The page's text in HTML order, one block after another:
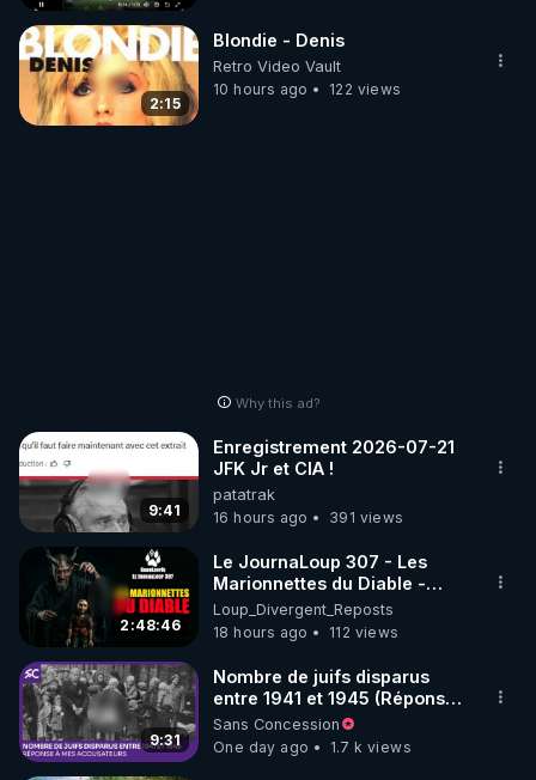
2:15
Blondie - Denis
Retro Video Vault
10 hours ago
122 views
Why this ad?
9:41
Enregistrement 2026-07-21
JFK Jr et CIA !
patatrak
16 hours ago
391 views
2:48:46
Le JournaLoup 307 - Les
Marionnettes du Diable -
Loup Divergent 2026.08.07
Loup_Divergent_Reposts
18 hours ago
112 views
9:31
Nombre de juifs disparus
entre 1941 et 1945 (Réponse
à mes accusateurs)
Sans Concession
One day ago
1.7 k views